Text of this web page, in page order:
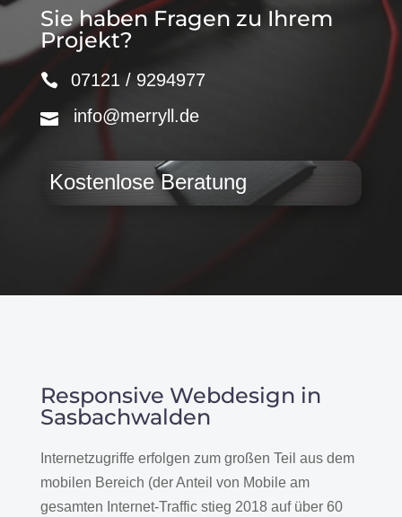
Sie haben Fragen zu Ihrem
Projekt?
07121 / 9294977
info@merryll.de
Kostenlose Beratung
Responsive Webdesign in
Sasbachwalden
Internetzugriffe erfolgen zum großen Teil aus dem
mobilen Bereich (der Anteil von Mobile am
gesamten Internet-Traffic stieg 2018 auf über 60